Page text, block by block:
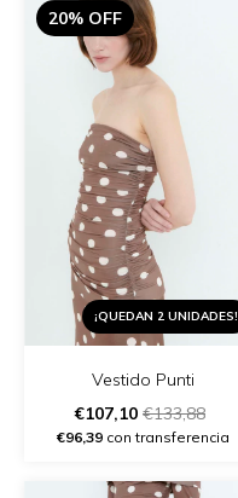
20% OFF
¡QUEDAN 2 UNIDADES!
Vestido Punti
€107,10 €133,88
€96,39 con transferencia